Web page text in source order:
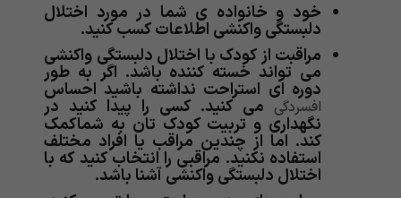
خود و خانواده ی شما در مورد اختلال
دلبستگی واکنشی اطلاعات کسب کنید.
مراقبت از کودک با اختلال دلبستگی واکنشی
می تواند خسته کننده باشد. اگر به طور
دوره ای استراحت نداشته باشید احساس
افسردگی می کنید. کسی را پیدا کنید در
نگهداری و تربیت کودک تان به شماکمک
کند. اما از چندین مراقب یا افراد مختلف
استفاده نکنید. مراقبی را انتخاب کنید که با
اختلال دلبستگی واکنشی آشنا باشد.